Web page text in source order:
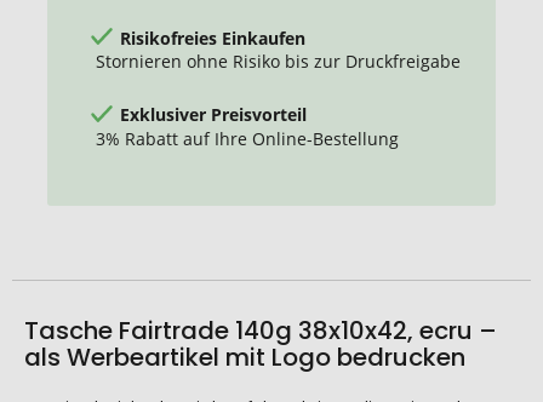
Risikofreies Einkaufen
Stornieren ohne Risiko bis zur Druckfreigabe
Exklusiver Preisvorteil
3% Rabatt auf Ihre Online-Bestellung
Tasche Fairtrade 140g 38x10x42, ecru –
als Werbeartikel mit Logo bedrucken